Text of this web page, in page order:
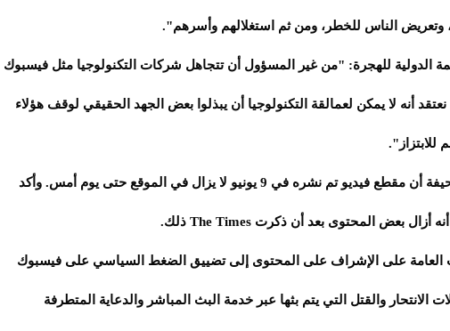
وتعريض الناس للخطر، ومن ثم استغلالهم وأسرهم".
الدولية للهجرة: "من غير المسؤول أن تتجاهل شركات التكنولوجيا مثل فيسبوك
أنه لا يمكن لعمالقة التكنولوجيا أن يبذلوا بعض الجهد الحقيقي لوقف هؤلاء
للابتزاز".
في إحدى الحالات، تقول الصحيفة أن مقطع فيديو تم نشره في 9 يونيو لا يزال في الموقع حتى يوم أمس. وأكد
على الإشراف على المحتوى إلى تضييق الضغط السياسي على فيسبوك
الانتحار والقتل التي يتم بثها عبر خدمة البث المباشر والدعاية المتطرفة